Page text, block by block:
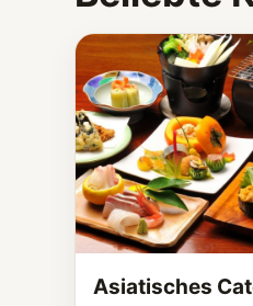
Asiatisches